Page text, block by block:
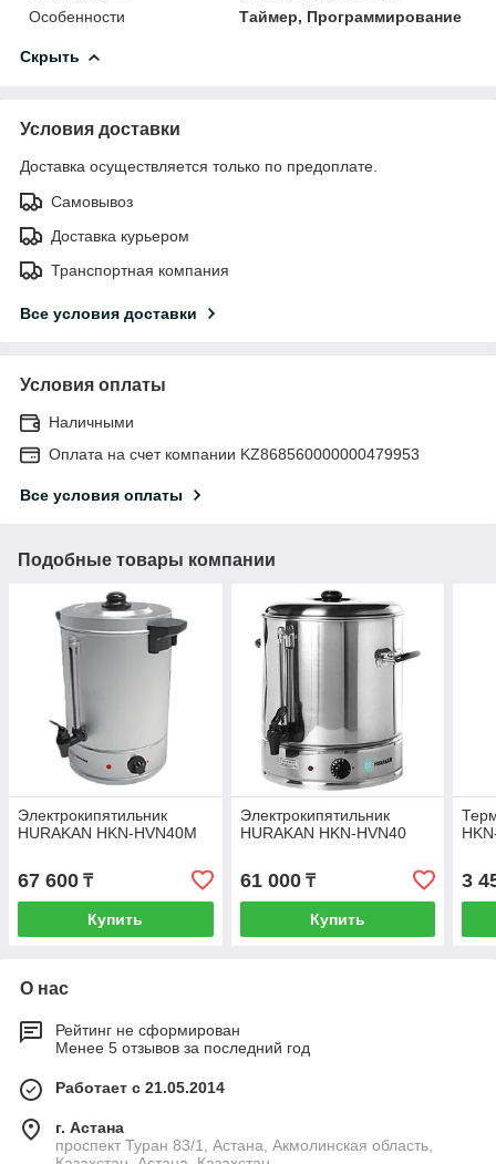
Особенности
Таймер, Программирование
Скрыть
Условия доставки
Доставка осуществляется только по предоплате.
Самовывоз
Доставка курьером
Транспортная компания
Все условия доставки
Условия оплаты
Наличными
Оплата на счет компании KZ868560000000479953
Все условия оплаты
Подобные товары компании
Электрокипятильник
HURAKAN HKN-HVN40M
67 600 ₸
Купить
Электрокипятильник
HURAKAN HKN-HVN40
61 000₸
Купить
3
О нас
Рейтинг не сформирован
Менее 5 отзывов за последний год
Работает с 21.05.2014
г. Астана
проспект Туран 83/1, Астана, Акмолинская область,